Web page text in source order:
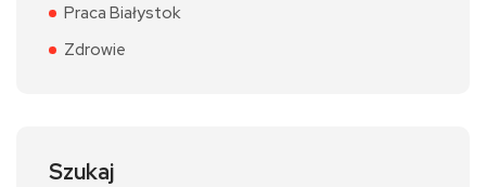
Praca Białystok
Zdrowie
Szukaj